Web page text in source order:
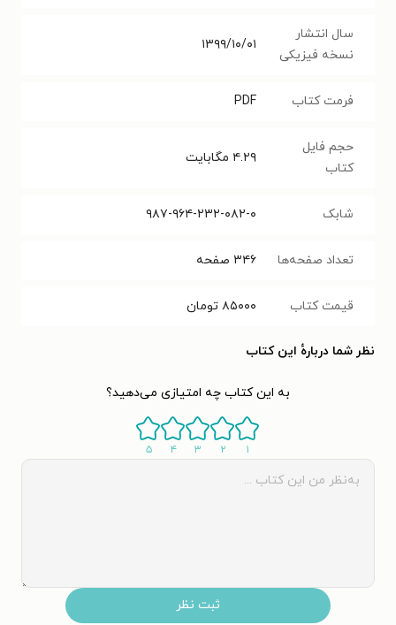
سال انتشار
نسخه فیزیکی
۱۳۹۹/۱۰/۰۱
فرمت کتاب PDF
حجم فایل
کتاب
۴.۲۹ مگابایت
شابک ۹۸۷-۹۶۴-۲۳۲-۰۸۲-۰
تعداد صفحه‌ها ۳۴۶ صفحه
قیمت کتاب ۸۵۰۰۰ تومان
نظر شما دربارهٔ این کتاب
به این کتاب چه امتیازی می‌دهید؟
۱ ۲ ۳ ۴ ۵
ثبت نظر